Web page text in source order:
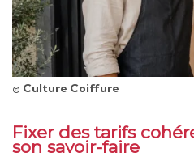
© Culture Coiffure
Fixer des tarifs
son savoir-faire